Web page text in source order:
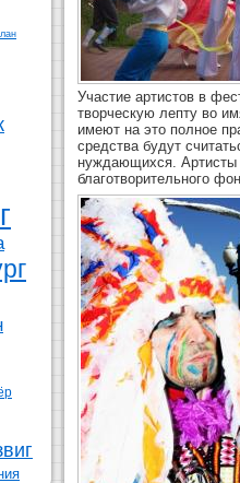
Участие артистов в
творческую лепту во
имеют на это полное
средства будут
нуждающихся. Артисты
благотворительного